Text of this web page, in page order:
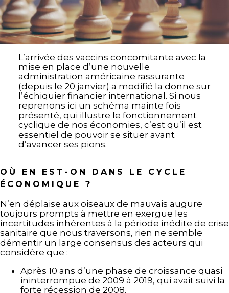
L’arrivée des vaccins concomitante avec la
mise en place d’une nouvelle
administration américaine rassurante
(depuis le 20 janvier) a modifié la donne sur
l’échiquier financier international. Si nous
reprenons ici un schéma mainte fois
présenté, qui illustre le fonctionnement
cyclique de nos économies, c’est qu’il est
essentiel de pouvoir se situer avant
d’avancer ses pions.
OÙ EN EST-ON DANS LE CYCLE
ÉCONOMIQUE ?
N’en déplaise aux oiseaux de mauvais augure
toujours prompts à mettre en exergue les
incertitudes inhérentes à la période inédite de crise
sanitaire que nous traversons, rien ne semble
démentir un large consensus des acteurs qui
considère que :
Après 10 ans d’une phase de croissance quasi
ininterrompue de 2009 à 2019, qui avait suivi la
forte récession de 2008,